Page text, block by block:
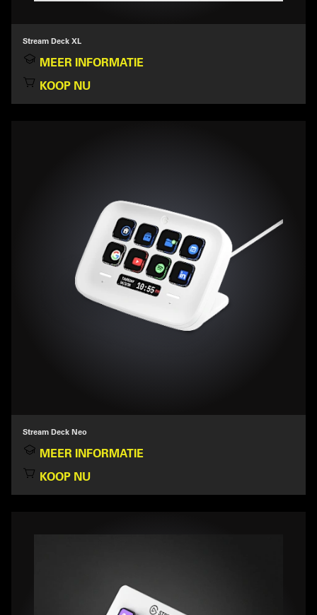
Stream Deck XL
MEER INFORMATIE
KOOP NU
Stream Deck Neo
MEER INFORMATIE
KOOP NU